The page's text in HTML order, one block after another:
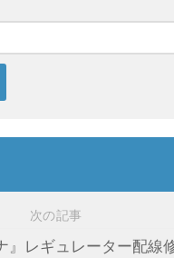
次の記事
』レギュレーター配線